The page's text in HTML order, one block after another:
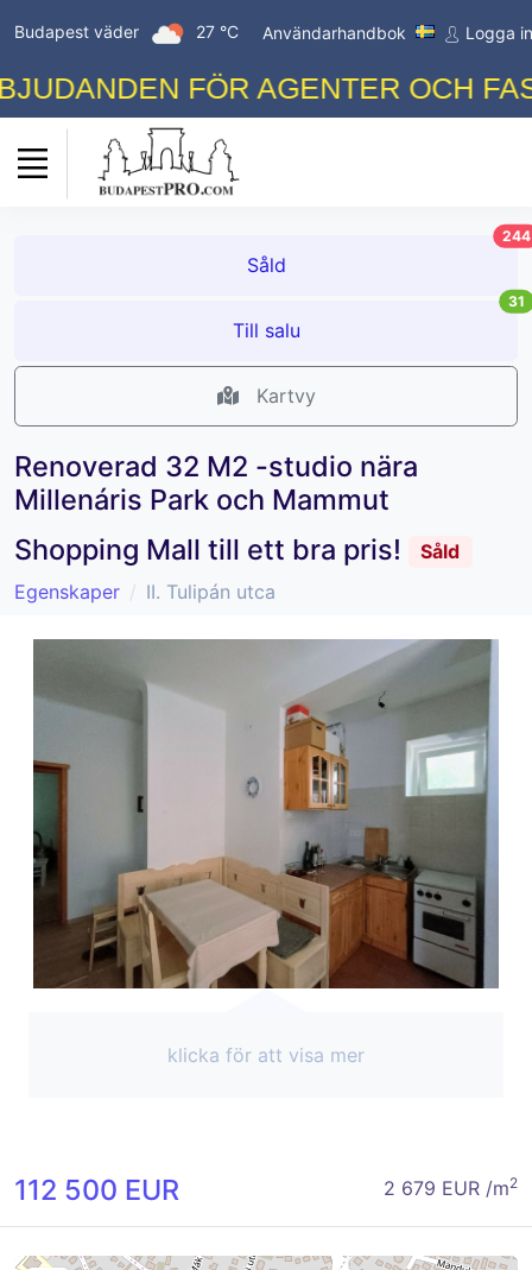
Budapest väder 27 °C Användarhandbok Logga in
FÖR AGENTER OCH
Såld
244
Till salu
31
Kartvy
Renoverad 32 M2 -studio nära
Millenáris Park och Mammut
Shopping Mall till ett bra pris!
Såld
Egenskaper
II. Tulipán utca
klicka för att visa mer
112 500 EUR 2 679 EUR /m2